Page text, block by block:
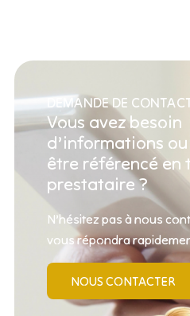
DEMANDE DE
Vous avez besoin
d’informations
être référencé en
prestataire ?
N’hésitez pas à nous
vous répondra
NOUS CONTACTER